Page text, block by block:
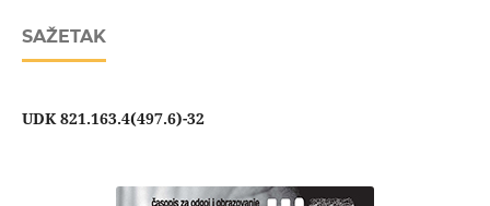
SAŽETAK
UDK 821.163.4(497.6)-32